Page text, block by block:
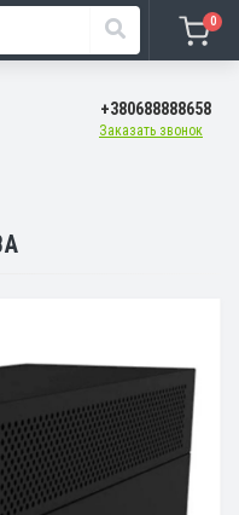
0
+380688888658
Заказать звонок